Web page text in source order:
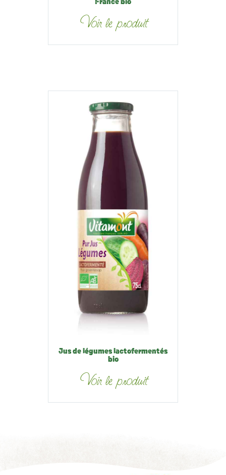
France bio
Voir le produit
Jus de légumes lactofermentés
bio
Voir le produit